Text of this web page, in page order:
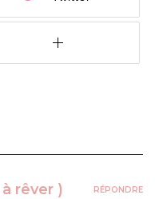
rêver ) RÉPONDRE